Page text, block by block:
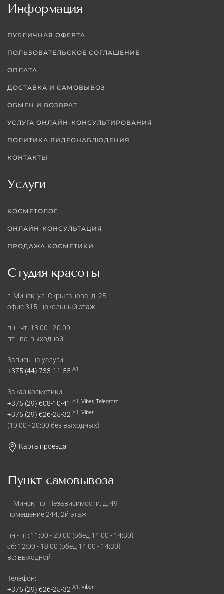
Информация
ПУБЛИЧНАЯ ОФЕРТА
ПОЛЬЗОВАТЕЛЬСКОЕ СОГЛАШЕНИЕ
ОПЛАТА
ДОСТАВКА И САМОВЫВОЗ
ОБМЕН И ВОЗВРАТ
УСЛУГА ОНЛАЙН-КОНСУЛЬТИРОВАНИЯ
ПОЛИТИКА ВИДЕОНАБЛЮДЕНИЯ
КОНТАКТЫ
Услуги
КОСМЕТОЛОГ
ОНЛАЙН-КОНСУЛЬТАЦИЯ
ПРОДАЖА КОСМЕТИКИ
Студия красоты
г. Минск, ул. Скрыганова, д. 2Б
офис 315, цокольный этаж
пн - чт: 13:00 - 20:00
пт - вс: выходной
Запись на услуги:
+375 (44) 733-11-55 A1
Заказ косметики:
+375 (29) 608-10-41 A1, Viber, Telegram
+375 (29) 626-25-32 A1, Viber
(10:00 - 20:00 без выходных)
Карта проезда
Пункт самовывоза
г. Минск, пр. Независимости, д. 49
помещение 244, 2й этаж
пн - пт: 11:00 - 20:00 (обед 14:00 - 14:30)
cб: 12:00 - 18:00 (обед 14:00 - 14:30)
вс: выходной
Телефон:
+375 (29) 626-25-32 A1, Viber